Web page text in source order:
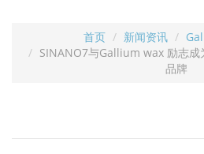
首页 新闻资讯
SINANO7与Gallium wax 励志成
品牌